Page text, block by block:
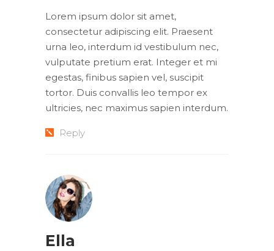
Lorem ipsum dolor sit amet,
consectetur adipiscing elit. Praesent
urna leo, interdum id vestibulum nec,
vulputate pretium erat. Integer et mi
egestas, finibus sapien vel, suscipit
tortor. Duis convallis leo tempor ex
ultricies, nec maximus sapien interdum.
Reply
Ella